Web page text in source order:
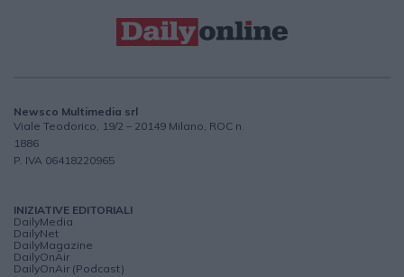
Newsco Multimedia srl
Viale Teodorico, 19/2 – 20149 Milano, ROC n.
1886
P. IVA 06418220965
INIZIATIVE EDITORIALI
DailyMedia
DailyNet
DailyMagazine
DailyOnAir
DailyOnAir (Podcast)